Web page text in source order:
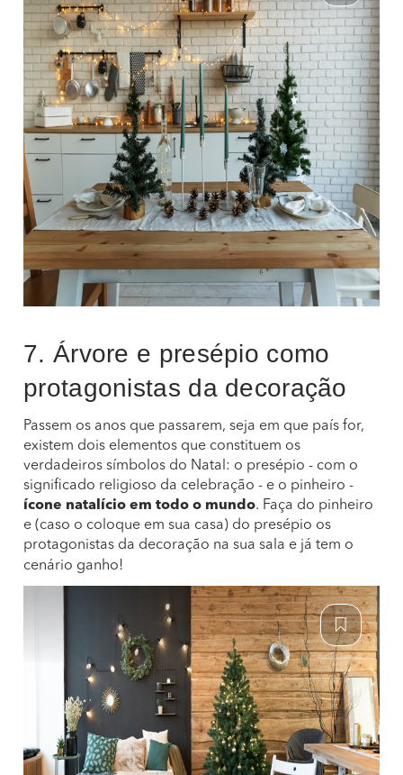
7. Árvore e presépio como
protagonistas da decoração
Passem os anos que passarem, seja em que país for,
existem dois elementos que constituem os
verdadeiros símbolos do Natal: o presépio - com o
significado religioso da celebração - e o pinheiro -
ícone natalício em todo o mundo. Faça do pinheiro
e (caso o coloque em sua casa) do presépio os
protagonistas da decoração na sua sala e já tem o
cenário ganho!